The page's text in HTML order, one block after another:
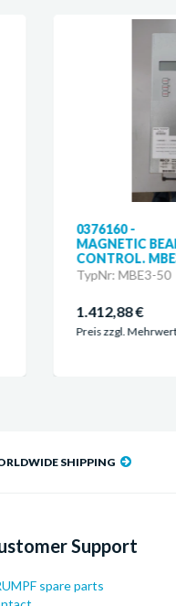
SHIPPING
Support
spare parts